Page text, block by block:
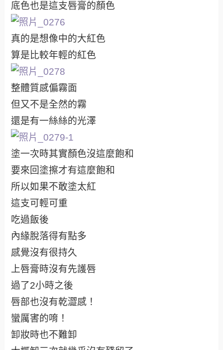
底色也是這支唇膏的顏色
真的是想像中的大紅色
算是比較年輕的紅色
整體質感偏霧面
但又不是全然的霧
還是有一絲絲的光澤
塗一次時其實顏色沒這麼飽和
要來回塗擦才有這麼飽和
所以如果不敢塗太紅
這支可輕可重
吃過飯後
內緣脫落得有點多
感覺沒有很持久
上唇膏時沒有先護唇
過了2小時之後
唇部也沒有乾澀感！
蠻厲害的唷！
卸妝時也不難卸